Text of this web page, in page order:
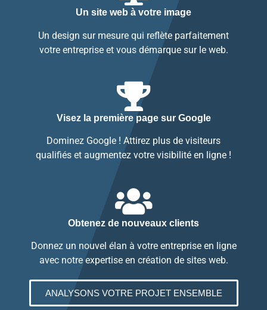
Un site web à votre image
Un design sur mesure qui reflète parfaitement
votre entreprise et vous démarque sur le web.
Visez la première page sur Google
Dominez Google ! Attirez plus de visiteurs
qualifiés et augmentez votre visibilité en ligne !
Obtenez de nouveaux clients
Donnez un nouvel élan à votre entreprise en ligne
avec notre expertise en création de sites web.
ANALYSONS VOTRE PROJET ENSEMBLE